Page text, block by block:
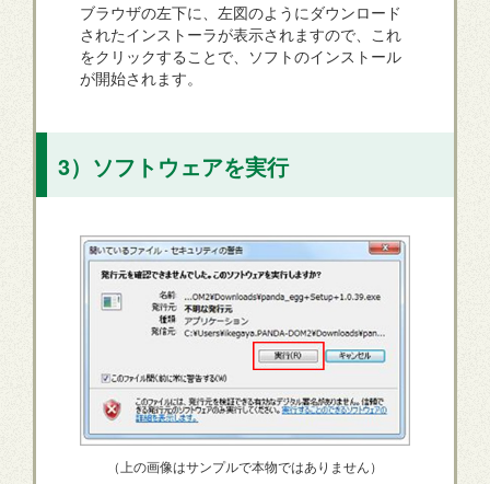
ブラウザの左下に、左図のようにダウンロード
されたインストーラが表示されますので、これ
をクリックすることで、ソフトのインストール
が開始されます。
3）ソフトウェアを実行
（上の画像はサンプルで本物ではありません）